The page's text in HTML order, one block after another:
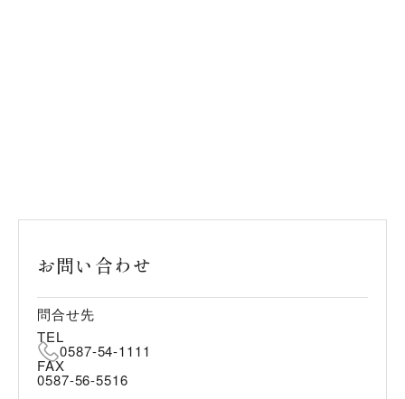
お問い合わせ
問合せ先
TEL
0587-54-1111
FAX
0587-56-5516